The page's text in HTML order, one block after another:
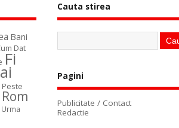
Bani
Dat
Fi
Peste
Rom
Urma
Cauta stirea
Pagini
Publicitate / Contact
Redactie